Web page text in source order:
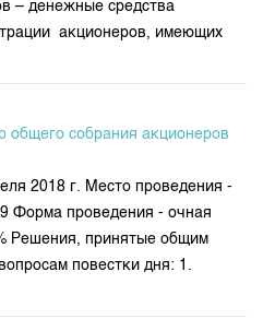
– денежные средства
акционеров, имеющих
общего собрания акционеров
2018 г. Место проведения -
Форма проведения - очная
Решения, принятые общим
повестки дня: 1.